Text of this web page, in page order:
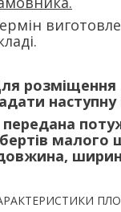
розміщення
передана